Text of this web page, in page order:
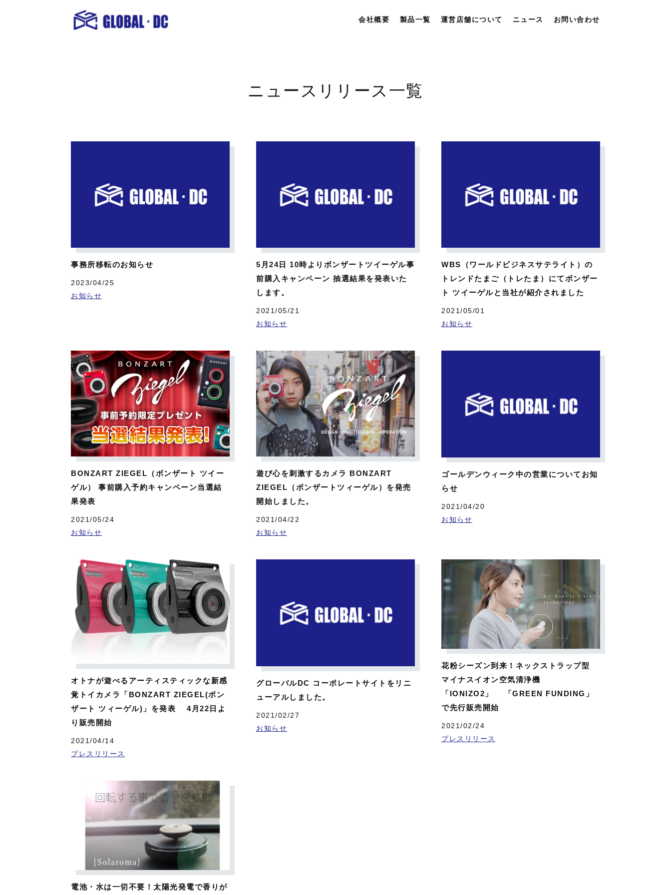
会社概要 製品一覧 運営店舗について ニュース お問い合わせ
ニュースリリース一覧
事務所移転のお知らせ
2023/04/25
お知らせ
5月24日 10時よりボンザートツイーゲル事
前購入キャンペーン 抽選結果を発表いた
します。
2021/05/21
お知らせ
WBS（ワールドビジネスサテライト）の
トレンドたまご（トレたま）にてボンザー
ト ツイーゲルと当社が紹介されました
2021/05/01
お知らせ
BONZART ZIEGEL（ボンザート ツイー
ゲル） 事前購入予約キャンペーン当選結
果発表
2021/05/24
お知らせ
遊び心を刺激するカメラ BONZART
ZIEGEL（ボンザートツィーゲル）を発売
開始しました。
2021/04/22
お知らせ
ゴールデンウィーク中の営業についてお知
らせ
2021/04/20
お知らせ
オトナが遊べるアーティスティックな新感
覚トイカメラ「BONZART ZIEGEL(ボン
ザート ツィーゲル)」を発表 4月22日よ
り販売開始
2021/04/14
プレスリリース
グローバルDC コーポレートサイトをリニ
ューアルしました。
2021/02/27
お知らせ
花粉シーズン到来！ネックストラップ型
マイナスイオン空気清浄機
「IONIZO2」 「GREEN FUNDING」
で先行販売開始
2021/02/24
プレスリリース
電池・水は一切不要！太陽光発電で香りが